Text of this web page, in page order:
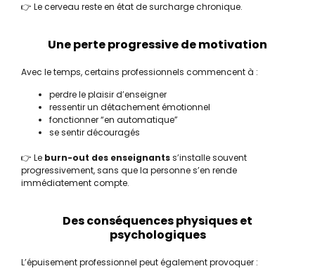
👉 Le cerveau reste en état de surcharge chronique.
Une perte progressive de motivation
Avec le temps, certains professionnels commencent à :
perdre le plaisir d’enseigner
ressentir un détachement émotionnel
fonctionner “en automatique”
se sentir découragés
👉 Le burn-out des enseignantss’installe souvent
progressivement, sans que la personne s’en rende
immédiatement compte.
Des conséquences physiques et
psychologiques
L’épuisement professionnel peut également provoquer :